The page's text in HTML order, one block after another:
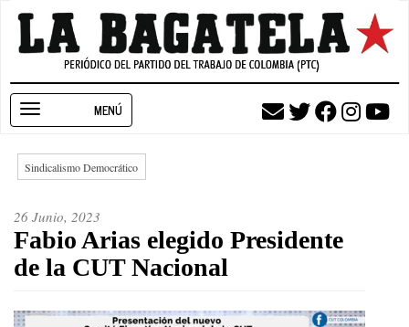
Pasar
contenido
navigation
Sindicalismo Democrático
26 Junio, 2023
Fabio Arias elegido Presidente
de la CUT Nacional